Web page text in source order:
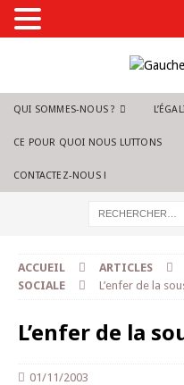
QUI SOMMES-NOUS ?
CE POUR QUOI NOUS LUTTONS
CONTACTEZ-NOUS !
ACCUEIL ARTICLES
SOCIALE
L’enfer de la
L’enfer de la
01/11/2003